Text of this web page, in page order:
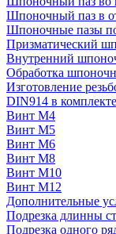
Шпоночный паз в
Шпоночные пазы
Призматический
Внутренний
Обработка
Изготовление
DIN914 в
Винт М4
Винт М5
Винт М6
Винт М8
Винт М10
Винт М12
Дополнительные
Подрезка длинны
Подрезка одного